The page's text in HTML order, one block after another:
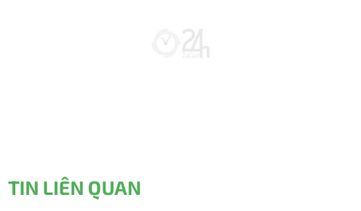
TIN LIÊN QUAN